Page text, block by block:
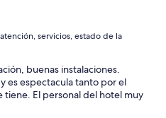
servicios, estado de la
buenas instalaciones.
es espectacula tanto por el
tiene. El personal del hotel muy